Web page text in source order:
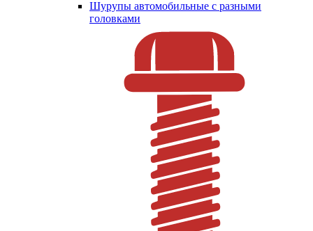
Шурупы автомобильные с разными
головками